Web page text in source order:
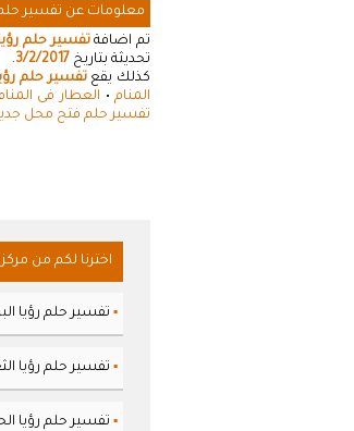
معلومات عن تفسير حلم
تم اضافةتفسير حلم
تحديثة بتاريخ 3/2/2017
.
كذلك يقعتفسير حلم
المنام• العطار فى
تفسير حلم فتح محل
اخترنا لكم من
▪ تفسير حلم رؤيا
▪ تفسير حلم رؤيا
▪ تفسير حلم رؤيا